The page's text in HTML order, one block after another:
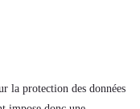
la protection des données